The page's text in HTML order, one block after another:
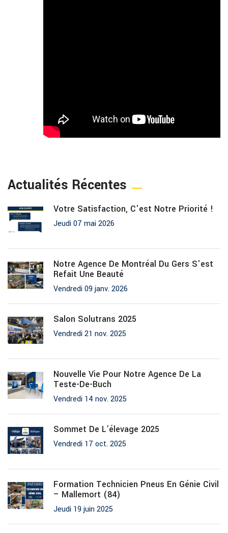
Actualités Récentes
Votre Satisfaction, C'est Notre Priorité !
Jeudi 07 mai 2026
Notre Agence De Montréal Du Gers S'est
Refait Une Beauté
Vendredi 09 janv. 2026
Salon Solutrans 2025
Vendredi 21 nov. 2025
Nouvelle Vie Pour Notre Agence De La
Teste-De-Buch
Vendredi 14 nov. 2025
Sommet De L’élevage 2025
Vendredi 17 oct. 2025
Formation Technicien Pneus En Génie Civil
– Mallemort (84)
Jeudi 19 juin 2025